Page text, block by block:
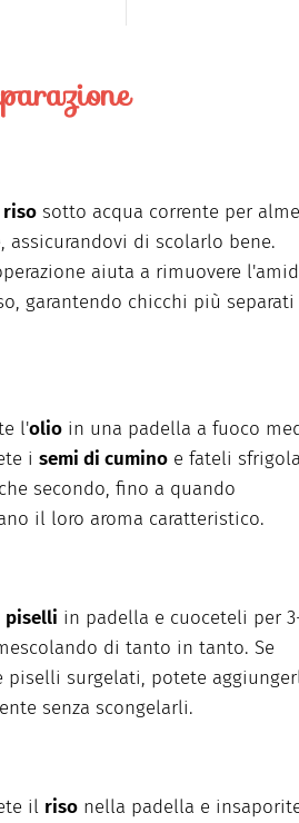
riso sotto acqua corrente per
assicurandovi di scolarlo bene.
aiuta a rimuovere
garantendo chicchi più separati
l'olio in una padella a fuoco
i semi di cumino e fateli
secondo, fino a quando
il loro aroma caratteristico.
piselli in padella e cuoceteli per
di tanto in tanto. Se
piselli surgelati, potete
senza scongelarli.
il riso nella padella e